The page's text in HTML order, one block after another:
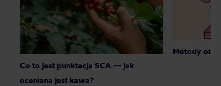
Co to jest punktacja SCA — jak
oceniana jest kawa?
Metody